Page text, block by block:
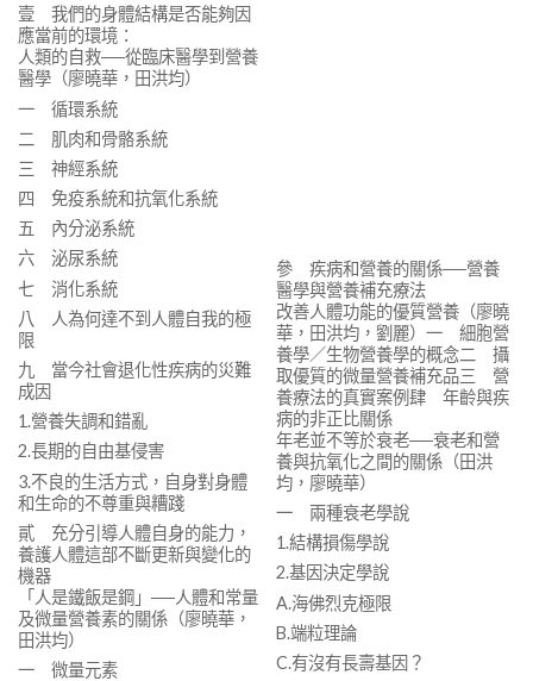
壹 我們的身體結構是否能夠因
應當前的環境：
人類的自救──從臨床醫學到營養
醫學（廖曉華，田洪均）
一 循環系統
二 肌肉和骨骼系統
三 神經系統
四 免疫系統和抗氧化系統
五 內分泌系統
六 泌尿系統
七 消化系統
八 人為何達不到人體自我的極
限
九 當今社會退化性疾病的災難
成因
1.營養失調和錯亂
2.長期的自由基侵害
3.不良的生活方式，自身對身體
和生命的不尊重與糟踐
貳 充分引導人體自身的能力，
養護人體這部不斷更新與變化的
機器
「人是鐵飯是鋼」──人體和常量
及微量營養素的關係（廖曉華，
田洪均）
一 微量元素
參 疾病和營養的關係──營養
醫學與營養補充療法
改善人體功能的優質營養（廖曉
華，田洪均，劉麗）一 細胞營
養學／生物營養學的概念二 攝
取優質的微量營養補充品三 營
養療法的真實案例肆 年齡與疾
病的非正比關係
年老並不等於衰老──衰老和營
養與抗氧化之間的關係（田洪
均，廖曉華）
一 兩種衰老學說
1.結構損傷學說
2.基因決定學說
A.海佛烈克極限
B.端粒理論
C.有沒有長壽基因？